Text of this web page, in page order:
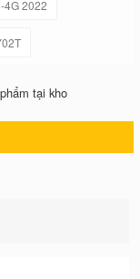
4G 2022
tại kho